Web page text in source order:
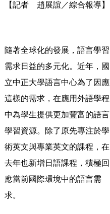
【記者 趙展誼／綜合報導】
隨著全球化的發展，語言學習
需求日益的多元化。近年， 國
立中正大學語言中心為了因應
這樣的需求， 在應用外語學程
中為學生提供更加豐富的語言
學習資源。
除了原先專注於學
術英文與專業英文的課程， 在
去年也新增日語課程，積極回
應當前國際環境中的語言需
求。